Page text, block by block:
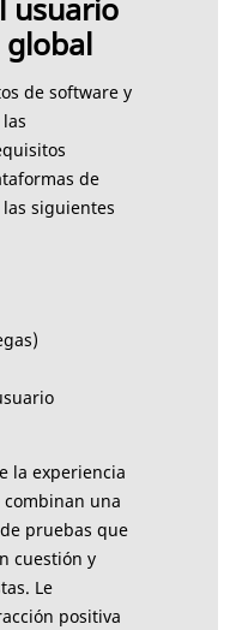
de software y
de
siguientes
la experiencia
una
pruebas que
cuestión y
Le
positiva